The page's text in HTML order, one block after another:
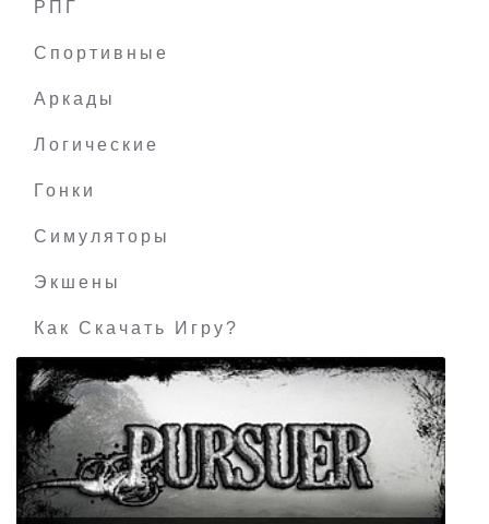
РПГ
Спортивные
Аркады
Логические
Гонки
Симуляторы
Экшены
Как Скачать Игру?